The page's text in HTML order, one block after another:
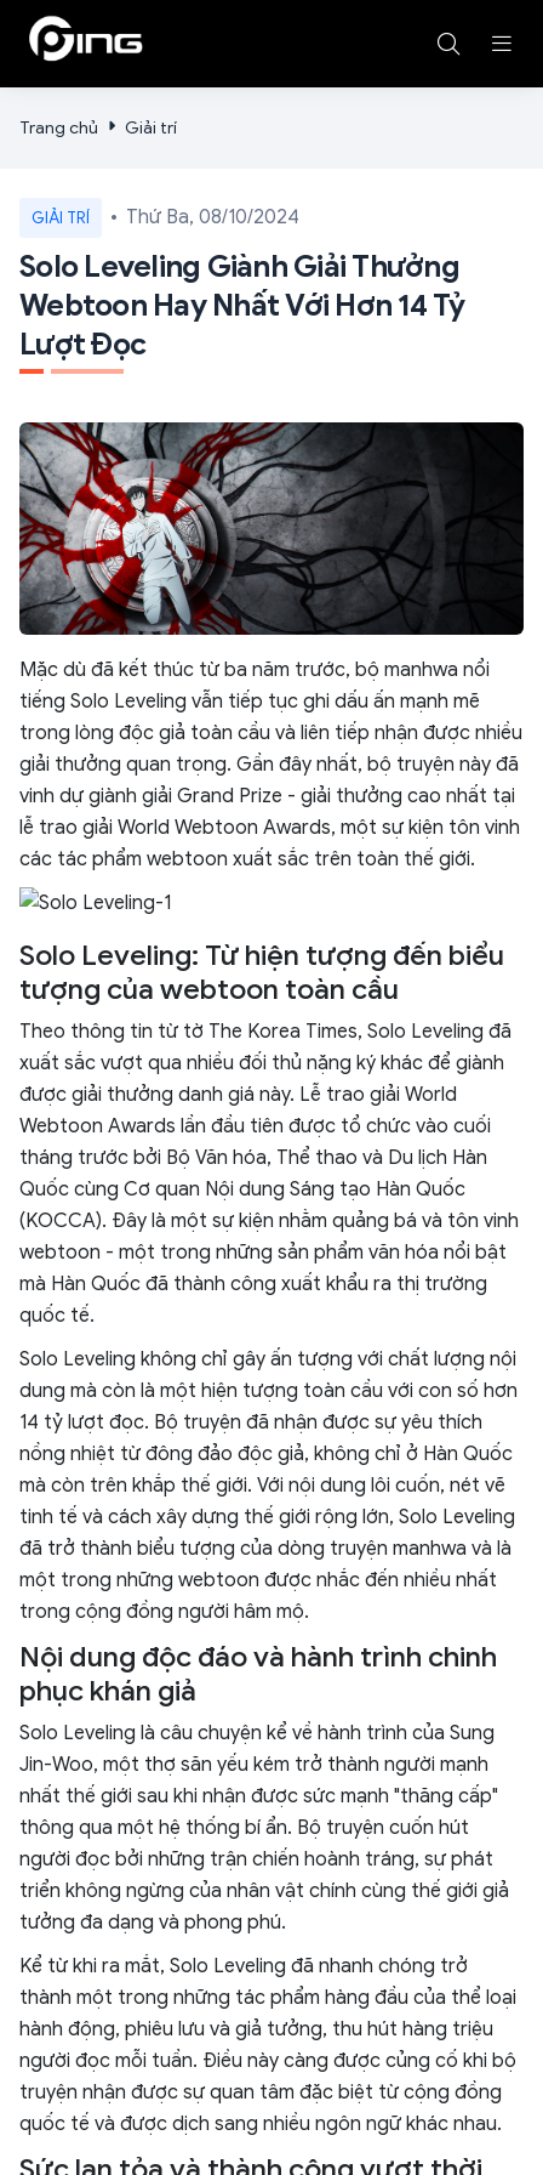
Trang chủ Giải trí
GIẢI TRÍ Thứ Ba, 08/10/2024
Solo Leveling Giành Giải Thưởng
Webtoon Hay Nhất Với Hơn 14 Tỷ
Lượt Đọc
Mặc dù đã kết thúc từ ba năm trước, bộ manhwa nổi
tiếng Solo Leveling vẫn tiếp tục ghi dấu ấn mạnh mẽ
trong lòng độc giả toàn cầu và liên tiếp nhận được nhiều
giải thưởng quan trọng. Gần đây nhất, bộ truyện này đã
vinh dự giành giải Grand Prize - giải thưởng cao nhất tại
lễ trao giải World Webtoon Awards, một sự kiện tôn vinh
các tác phẩm webtoon xuất sắc trên toàn thế giới.
Solo Leveling: Từ hiện tượng đến biểu
tượng của webtoon toàn cầu
Theo thông tin từ tờ The Korea Times, Solo Leveling đã
xuất sắc vượt qua nhiều đối thủ nặng ký khác để giành
được giải thưởng danh giá này. Lễ trao giải World
Webtoon Awards lần đầu tiên được tổ chức vào cuối
tháng trước bởi Bộ Văn hóa, Thể thao và Du lịch Hàn
Quốc cùng Cơ quan Nội dung Sáng tạo Hàn Quốc
(KOCCA). Đây là một sự kiện nhằm quảng bá và tôn vinh
webtoon - một trong những sản phẩm văn hóa nổi bật
mà Hàn Quốc đã thành công xuất khẩu ra thị trường
quốc tế.
Solo Leveling không chỉ gây ấn tượng với chất lượng nội
dung mà còn là một hiện tượng toàn cầu với con số hơn
14 tỷ lượt đọc. Bộ truyện đã nhận được sự yêu thích
nồng nhiệt từ đông đảo độc giả, không chỉ ở Hàn Quốc
mà còn trên khắp thế giới. Với nội dung lôi cuốn, nét vẽ
tinh tế và cách xây dựng thế giới rộng lớn, Solo Leveling
đã trở thành biểu tượng của dòng truyện manhwa và là
một trong những webtoon được nhắc đến nhiều nhất
trong cộng đồng người hâm mộ.
Nội dung độc đáo và hành trình chinh
phục khán giả
Solo Leveling là câu chuyện kể về hành trình của Sung
Jin-Woo, một thợ săn yếu kém trở thành người mạnh
nhất thế giới sau khi nhận được sức mạnh "thăng cấp"
thông qua một hệ thống bí ẩn. Bộ truyện cuốn hút
người đọc bởi những trận chiến hoành tráng, sự phát
triển không ngừng của nhân vật chính cùng thế giới giả
tưởng đa dạng và phong phú.
Kể từ khi ra mắt, Solo Leveling đã nhanh chóng trở
thành một trong những tác phẩm hàng đầu của thể loại
hành động, phiêu lưu và giả tưởng, thu hút hàng triệu
người đọc mỗi tuần. Điều này càng được củng cố khi bộ
truyện nhận được sự quan tâm đặc biệt từ cộng đồng
quốc tế và được dịch sang nhiều ngôn ngữ khác nhau.